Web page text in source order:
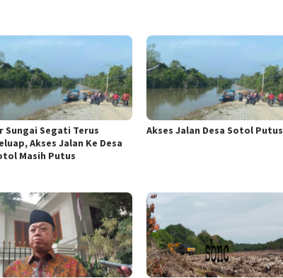
Sungai Segati Terus
Akses Jalan Ke Desa
Masih Putus
Akses Jalan Desa Sotol Putus